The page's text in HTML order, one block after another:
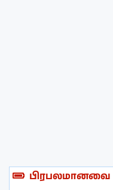
பிரபலமானவை